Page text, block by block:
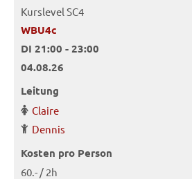
Kurslevel SC4
WBU4c
DI 21:00 - 23:00
04.08.26
Leitung
Claire
Dennis
Kosten pro Person
60.- / 2h